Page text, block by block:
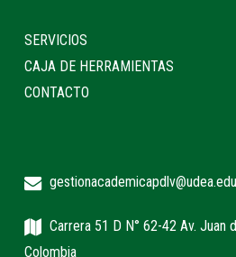
SERVICIOS
CAJA DE HERRAMIENTAS
CONTACTO
Carrera 51 D N° 62-42 Av. Juan
Colombia